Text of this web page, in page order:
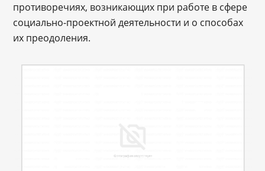
противоречиях, возникающих при работе в сфере
социально-проектной деятельности и о способах
их преодоления.